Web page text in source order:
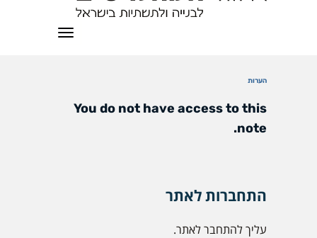
תפריט
הערות
You do not have access to this
note.
התחברות לאתר
עליך להתחבר לאתר.